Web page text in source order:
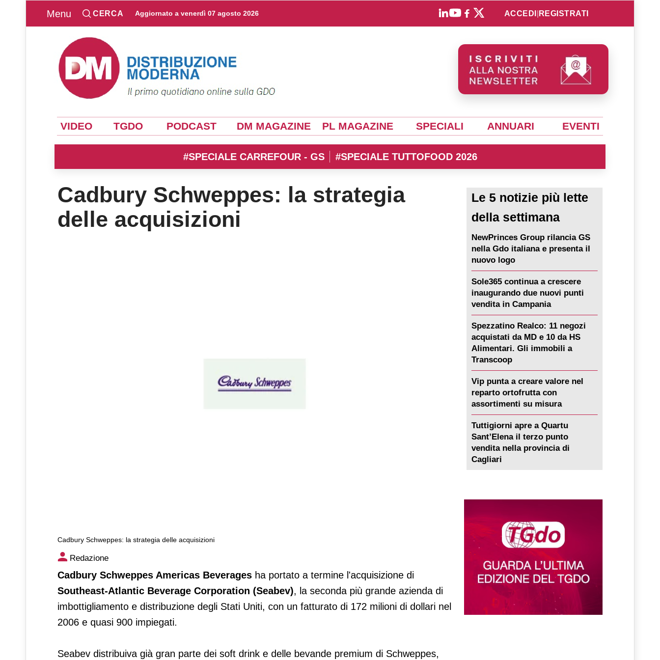
Menu CERCA Aggiornato a venerdì 07 agosto 2026 ACCEDI REGISTRATI
VIDEO TGDO PODCAST DM MAGAZINE PL MAGAZINE SPECIALI ANNUARI EVENTI
#SPECIALE CARREFOUR - GS #SPECIALE TUTTOFOOD 2026
Cadbury Schweppes: la strategia
delle acquisizioni
Cadbury Schweppes: la strategia delle acquisizioni
Cadbury Schweppes: la strategia delle acquisizioni
Redazione
Cadbury Schweppes Americas Beverages ha portato a termine l'acquisizione di
Southeast-Atlantic Beverage Corporation (Seabev), la seconda più grande azienda di
imbottigliamento e distribuzione degli Stati Uniti, con un fatturato di 172 milioni di dollari nel
2006 e quasi 900 impiegati.
Seabev distribuiva già gran parte dei soft drink e delle bevande premium di Schweppes,
Le 5 notizie più lette
della settimana
NewPrinces Group rilancia GS
nella Gdo italiana e presenta il
nuovo logo
Sole365 continua a crescere
inaugurando due nuovi punti
vendita in Campania
Spezzatino Realco: 11 negozi
acquistati da MD e 10 da HS
Alimentari. Gli immobili a
Transcoop
Vip punta a creare valore nel
reparto ortofrutta con
assortimenti su misura
Tuttigiorni apre a Quartu
Sant’Elena il terzo punto
vendita nella provincia di
Cagliari